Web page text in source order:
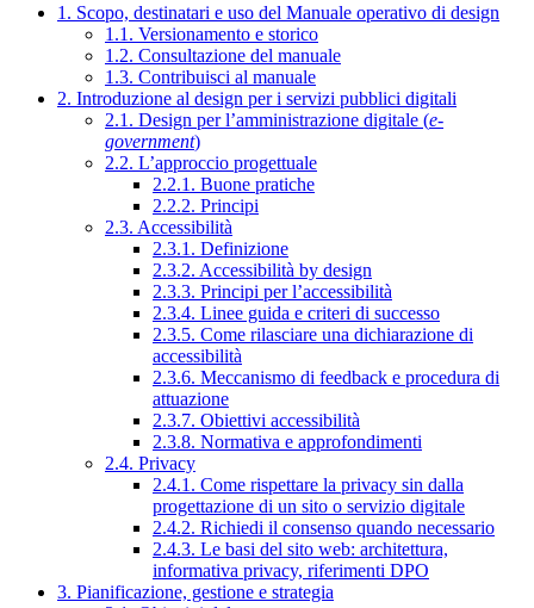
1. Scopo, destinatari e uso del Manuale operativo di design
1.1. Versionamento e storico
1.2. Consultazione del manuale
1.3. Contribuisci al manuale
2. Introduzione al design per i servizi pubblici digitali
2.1. Design per l’amministrazione digitale (e-
government)
2.2. L’approccio progettuale
2.2.1. Buone pratiche
2.2.2. Principi
2.3. Accessibilità
2.3.1. Definizione
2.3.2. Accessibilità by design
2.3.3. Principi per l’accessibilità
2.3.4. Linee guida e criteri di successo
2.3.5. Come rilasciare una dichiarazione di
accessibilità
2.3.6. Meccanismo di feedback e procedura di
attuazione
2.3.7. Obiettivi accessibilità
2.3.8. Normativa e approfondimenti
2.4. Privacy
2.4.1. Come rispettare la privacy sin dalla
progettazione di un sito o servizio digitale
2.4.2. Richiedi il consenso quando necessario
2.4.3. Le basi del sito web: architettura,
informativa privacy, riferimenti DPO
3. Pianificazione, gestione e strategia